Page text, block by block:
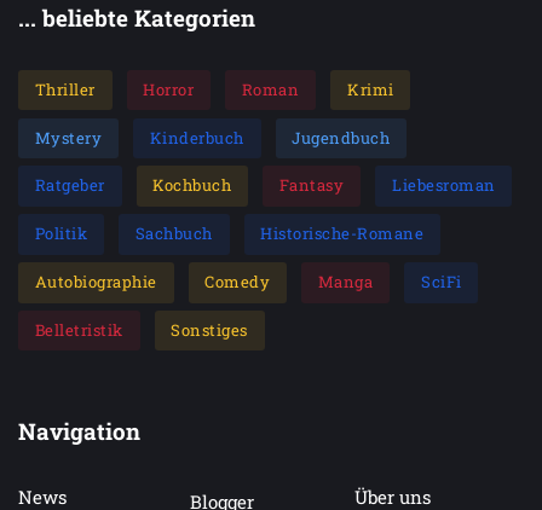
... beliebte Kategorien
Thriller Horror Roman Krimi
Mystery Kinderbuch Jugendbuch
Ratgeber Kochbuch Fantasy Liebesroman
Politik Sachbuch Historische-Romane
Autobiographie Comedy Manga SciFi
Belletristik Sonstiges
Navigation
News Blogger Über uns